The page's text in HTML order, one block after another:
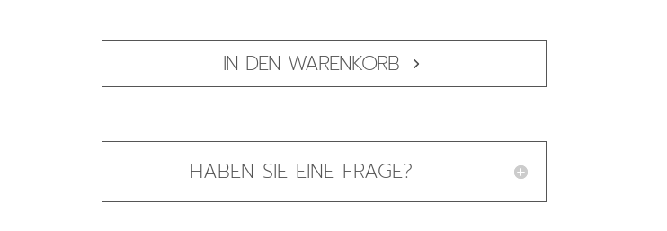
IN DEN WARENKORB
HABEN SIE EINE FRAGE?